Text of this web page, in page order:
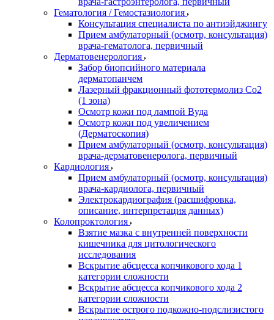
Гематология / Гемостазиология
Консультация специалиста по антиэйджингу
Прием амбулаторный (осмотр, консультация)
врача-гематолога, первичный
Дерматовенерология
Забор биопсийного материала
дерматопанчем
Лазерный фракционный фототермолиз Со2
(1 зона)
Осмотр кожи под лампой Вуда
Осмотр кожи под увеличением
(Дерматоскопия)
Прием амбулаторный (осмотр, консультация)
врача-дерматовенеролога, первичный
Кардиология
Прием амбулаторный (осмотр, консультация)
врача-кардиолога, первичный
Электрокардиография (расшифровка,
описание, интерпретация данных)
Колопроктология
Взятие мазка с внутренней поверхности
кишечника для цитологического
исследования
Вскрытие абсцесса копчикового хода 1
категории сложности
Вскрытие абсцесса копчикового хода 2
категории сложности
Вскрытие острого подкожно-подслизистого